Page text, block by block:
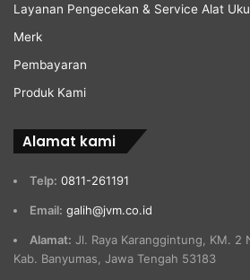
Layanan Pengecekan & Service Alat
Merk
Pembayaran
Produk Kami
Alamat kami
Telp: 0811-261191
Email: galih@jvm.co.id
Alamat: Jl. Raya Karanggintung, KM. 2
Kab. Banyumas, Jawa Tengah 53183